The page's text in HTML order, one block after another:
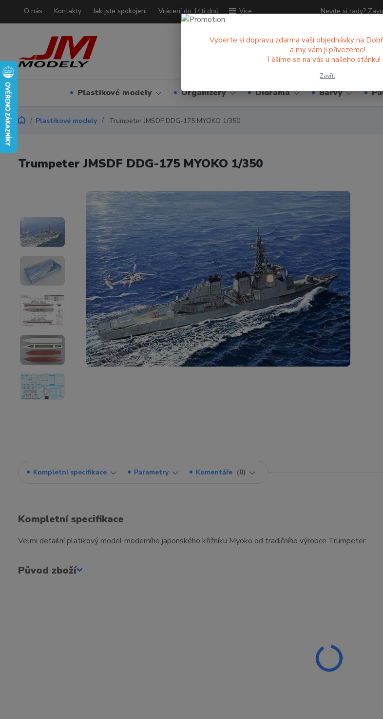
O nás Kontakty Jak jste spokojeni Vrácení do 14ti dnů Více Nevíte si rady?
Plastikové modely Organizéry Diorama Barvy
Plastikové modely Trumpeter JMSDF DDG-175 MYOKO 1/350
Trumpeter JMSDF DDG-175 MYOKO 1/350
Kompletní specifikace Parametry Komentáře 0
Kompletní specifikace
Velmi detailní platikový model moderního japonského křižníku Myoko od tradičního výrobce Trumpeter.
Původ zboží
Vyberte si dopravu zdarma vaší objednávky na
a my vám ji přivezeme!
Těšíme se na vás u našeho stánku!
Zavřít